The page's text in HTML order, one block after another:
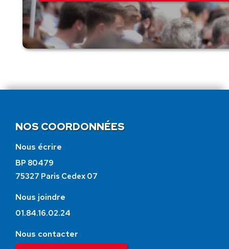
NOS COORDONNÉES
Nous écrire
BP 80479
75327 Paris Cedex 07
Nous joindre
01.84.16.02.24
Nous contacter